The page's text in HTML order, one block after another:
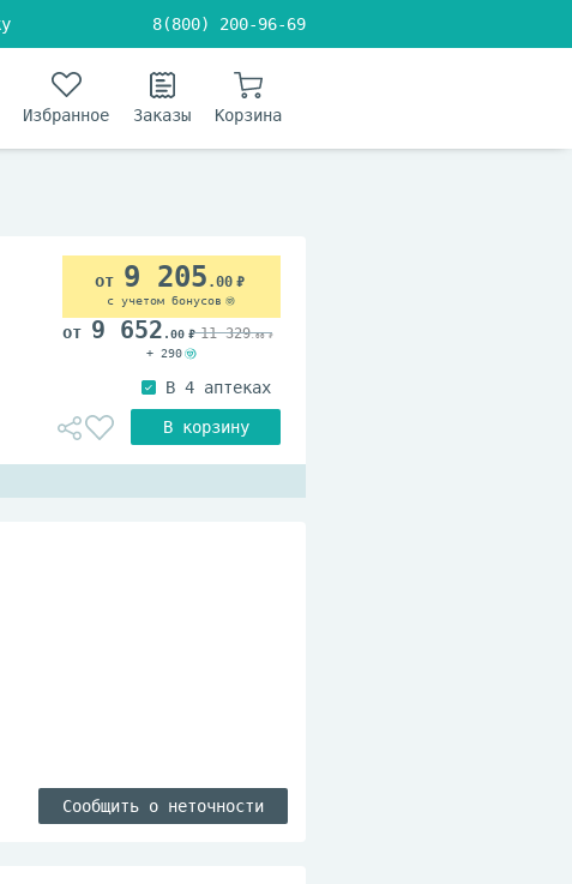
8(800) 200-96-69
Избранное Заказы Корзина
9 205 .00
с учетом бонусов
9 652 .00 11 329.00
+ 290
Сообщить о неточности